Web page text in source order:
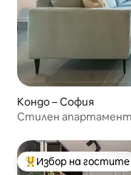
Кондо – София
Стилен апартамент
Най-популярен
Избор на гостите